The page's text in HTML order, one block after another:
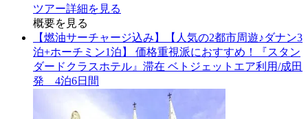
ツアー詳細を見る
概要を見る
【燃油サーチャージ込み】【人気の2都市周遊♪ダナン3
泊+ホーチミン1泊】 価格重視派におすすめ！『スタン
ダードクラスホテル』滞在 ベトジェットエア利用/成田
発 4泊6日間